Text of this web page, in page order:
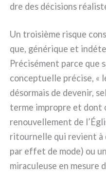
dre des déci­sions
Un troi­siè­me risque
que, géné­ri­que et
Précisément par­ce que
con­cep­tuel­le pré­ci­se, «
désor­mais de deve­nir,
ter­me impro­pre et dont
renou­vel­le­ment de
ritour­nel­le qui revient à
par effet de mode) ou
mira­cu­leu­se en mesu­re